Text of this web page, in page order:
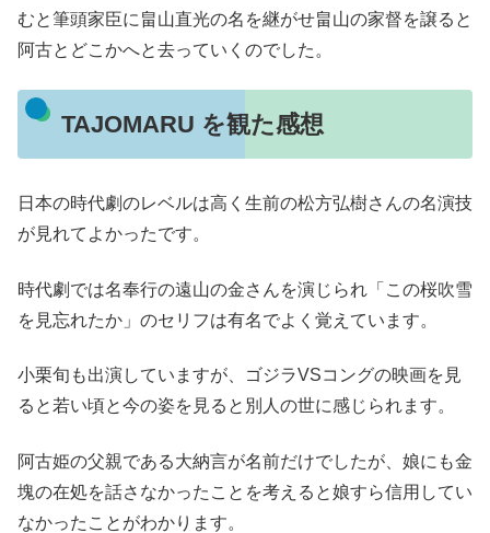
むと筆頭家臣に畠山直光の名を継がせ畠山の家督を譲ると
阿古とどこかへと去っていくのでした。
TAJOMARU を観た感想
日本の時代劇のレベルは高く生前の松方弘樹さんの名演技
が見れてよかったです。
時代劇では名奉行の遠山の金さんを演じられ「この桜吹雪
を見忘れたか」のセリフは有名でよく覚えています。
小栗旬も出演していますが、ゴジラVSコングの映画を見
ると若い頃と今の姿を見ると別人の世に感じられます。
阿古姫の父親である大納言が名前だけでしたが、娘にも金
塊の在処を話さなかったことを考えると娘すら信用してい
なかったことがわかります。